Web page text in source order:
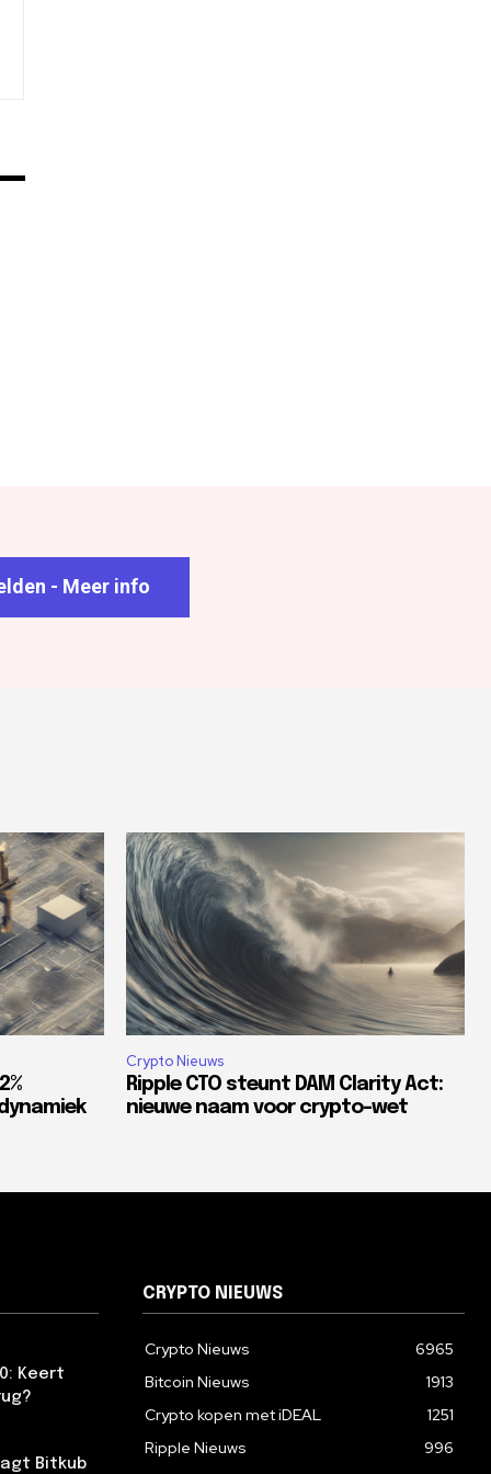
- Meer info
Crypto Nieuws
Ripple CTO steunt DAM Clarity Act:
nieuwe naam voor crypto-wet
Keert
Bitkub
CRYPTO NIEUWS
Crypto Nieuws
6965
Bitcoin Nieuws
1913
Crypto kopen met iDEAL
1251
Ripple Nieuws
996